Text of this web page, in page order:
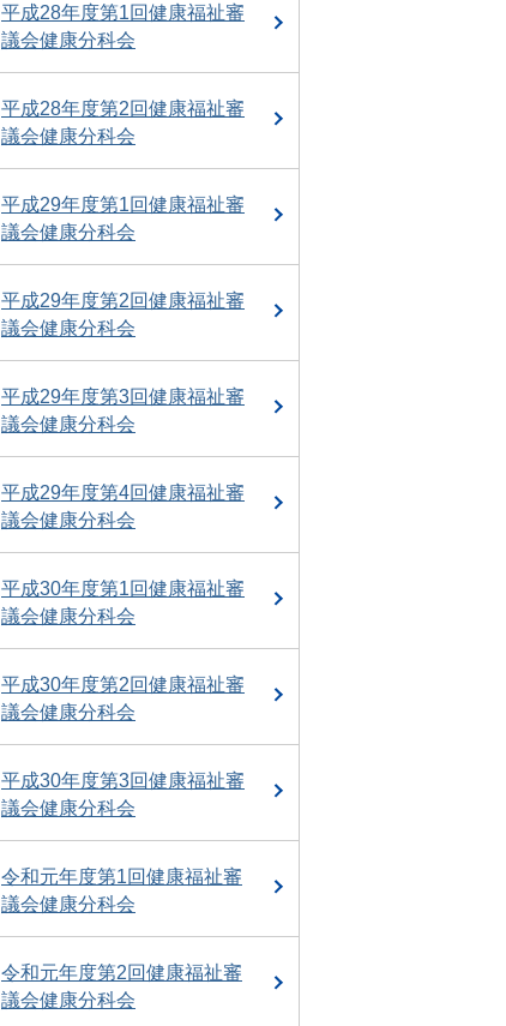
平成28年度第1回健康福祉審
議会健康分科会
平成28年度第2回健康福祉審
議会健康分科会
平成29年度第1回健康福祉審
議会健康分科会
平成29年度第2回健康福祉審
議会健康分科会
平成29年度第3回健康福祉審
議会健康分科会
平成29年度第4回健康福祉審
議会健康分科会
平成30年度第1回健康福祉審
議会健康分科会
平成30年度第2回健康福祉審
議会健康分科会
平成30年度第3回健康福祉審
議会健康分科会
令和元年度第1回健康福祉審
議会健康分科会
令和元年度第2回健康福祉審
議会健康分科会